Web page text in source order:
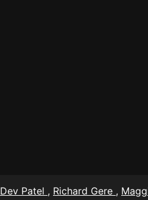
Dev Patel , Richard Gere ,